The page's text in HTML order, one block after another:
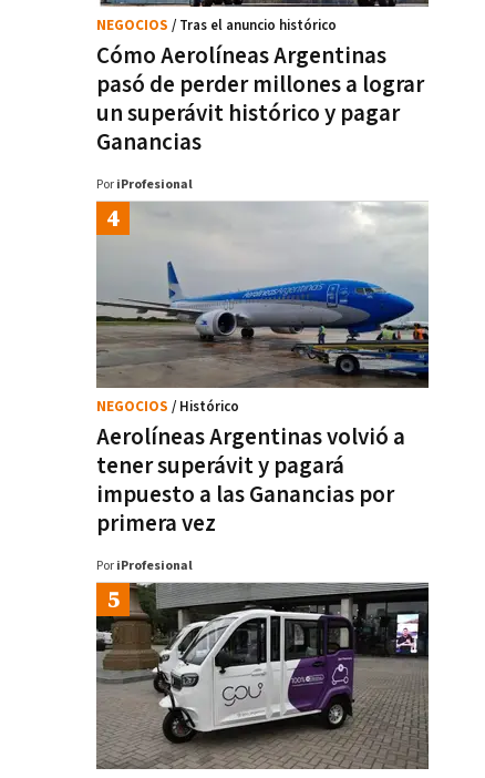
Cómo Aerolíneas Argentinas
pasó de perder millones a lograr
un superávit histórico y pagar
Ganancias
NEGOCIOS / Tras el anuncio histórico
Por iProfesional
Aerolíneas Argentinas volvió a
tener superávit y pagará
impuesto a las Ganancias por
primera vez
NEGOCIOS / Histórico
Por iProfesional